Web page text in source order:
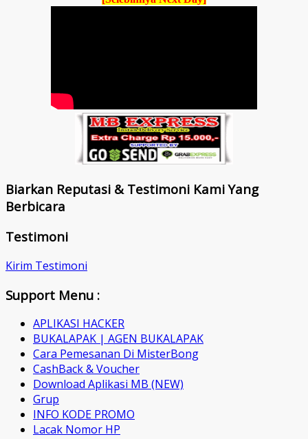
Biarkan Reputasi & Testimoni Kami Yang
Berbicara
Testimoni
Kirim Testimoni
Support Menu :
APLIKASI HACKER
BUKALAPAK | AGEN BUKALAPAK
Cara Pemesanan Di MisterBong
CashBack & Voucher
Download Aplikasi MB (NEW)
Grup
INFO KODE PROMO
Lacak Nomor HP